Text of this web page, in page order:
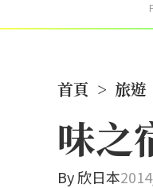
首頁 > 旅遊
味之
By欣日本